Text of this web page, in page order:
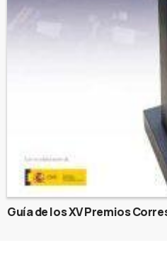
Guía de los XV Premios